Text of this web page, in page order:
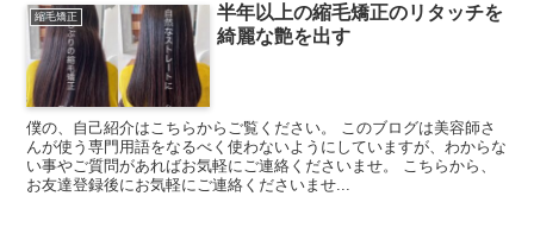
縮毛矯正
半年以上の縮毛矯正のリタッチを
綺麗な艶を出す
僕の、自己紹介はこちらからご覧ください。 このブログは美容師さ
んが使う専門用語をなるべく使わないようにしていますが、わからな
い事やご質問があればお気軽にご連絡くださいませ。 こちらから、
お友達登録後にお気軽にご連絡くださいませ...